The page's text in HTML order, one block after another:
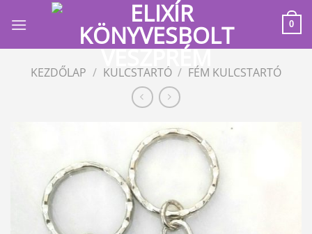
0
KEZDŐLAP / KULCSTARTÓ / FÉM KULCSTARTÓ